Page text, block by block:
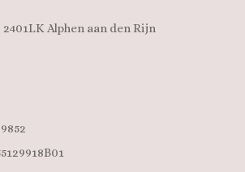
Alphen aan den Rijn